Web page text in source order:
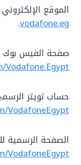
الموقع
vodafone.eg
.
صفحة الفيس بوك
Vodafone.Egypt
حساب تويتر
VodafoneEgypt
الصفحة الرسمية
VodafoneEgypt